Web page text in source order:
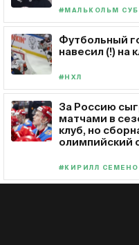
#МАЛЬКОЛЬМ
Футбольный
навесил (!) на
#НХЛ
За Россию
матчами в
клуб, но
олимпийский
#КИРИЛЛ